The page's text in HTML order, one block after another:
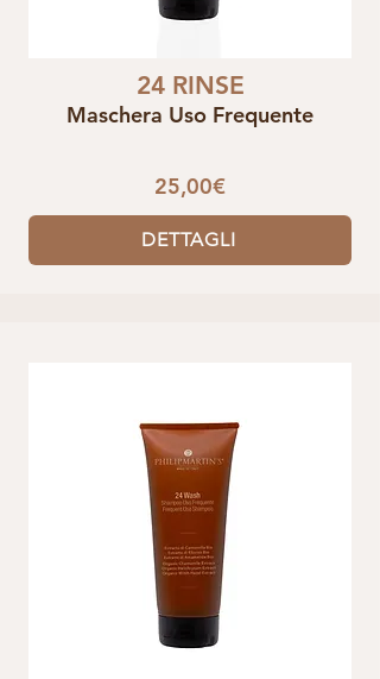
24 RINSE
Maschera Uso Frequente
25,00€
DETTAGLI